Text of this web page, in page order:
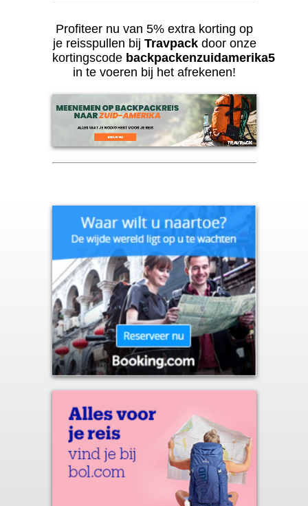
Profiteer nu van 5% extra korting op
je reisspullen bij Travpackdoor onze
kortingscode backpackenzuidamerika5
in te voeren bij het afrekenen!